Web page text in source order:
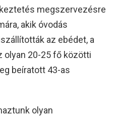
megszervezésre
akik óvodás
az ebédet, a
olyan 20-25 fő közötti
beíratott 43-as
olyan